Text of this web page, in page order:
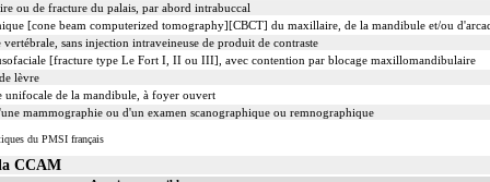
ou de fracture du palais, par abord intrabuccal
[cone beam computerized tomography][CBCT] du maxillaire, de la mandibule et/ou
sans injection intraveineuse de produit de contraste
[fracture type Le Fort I, II ou III], avec contention par blocage maxillomandibulaire
lèvre
unifocale de la mandibule, à foyer ouvert
mammographie ou d'un examen scanographique ou remnographique
du PMSI français
CCAM